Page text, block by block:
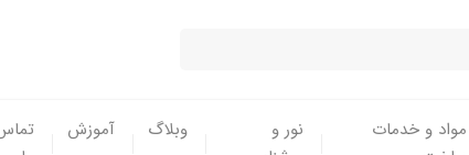
مواد و خدمات
نور و
وبلاگ آموزش